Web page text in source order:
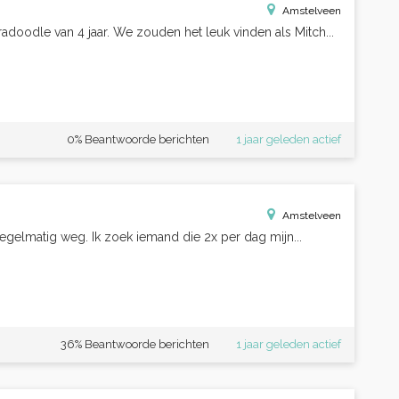
Amstelveen
van 4 jaar. We zouden het leuk vinden als Mitch...
1 jaar geleden actief
0% Beantwoorde berichten
Amstelveen
weg. Ik zoek iemand die 2x per dag mijn...
1 jaar geleden actief
36% Beantwoorde berichten